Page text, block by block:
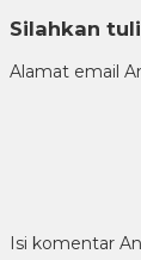
Silahkan
Alamat email
Isi komentar